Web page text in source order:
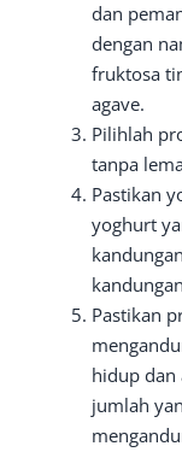
dan
dengan
fruktosa
agave.
Pilihlah
tanpa
Pastikan
yoghurt
Pastikan
hidup dan
jumlah